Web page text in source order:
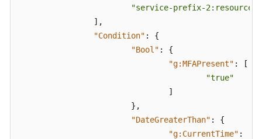
"service-prefix-2:resource-
] ,
"Condition" :
{
"Bool" :
{
"g:MFAPresent" :
[
"true"
]
} ,
"DateGreaterThan" :
{
"g:CurrentTime" :